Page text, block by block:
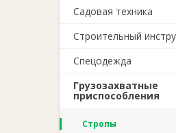
Садовая техника
Строительный
Спецодежда
Грузозахватные
приспособления
Стропы